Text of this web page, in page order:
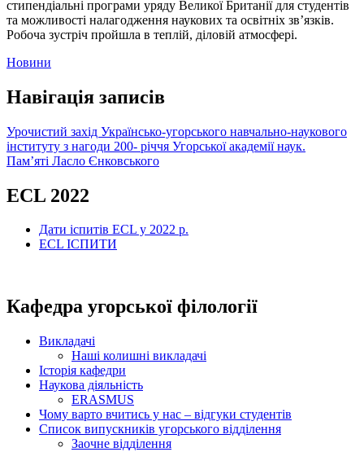
стипендіальні програми уряду Великої Британії для студентів
та можливості налагодження наукових та освітніх зв’язків.
Робоча зустріч пройшла в теплій, діловій атмосфері.
Новини
Навігація записів
Урочистий захід Українсько-угорського навчально-наукового
інституту з нагоди 200- річчя Угорської академії наук.
Пам’яті Ласло Єнковського
ECL 2022
Дати іспитів ECL у 2022 р.
ECL ІСПИТИ
Кафедра угорської філології
Викладачі
Наші колишні викладачі
Історія кафедри
Наукова діяльність
ERASMUS
Чому варто вчитись у нас – відгуки студентів
Список випускників угорського відділення
Заочне відділення